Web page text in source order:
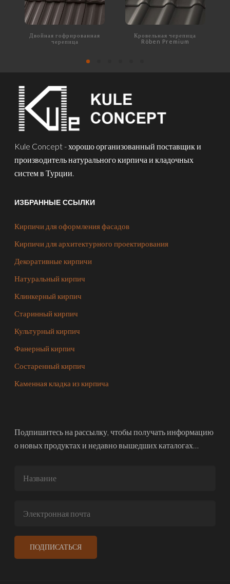
Двойная гофрированная
черепица
Кровельная черепица
Röben Premium
Kule Concept - хорошо организованный поставщик и
производитель натурального кирпича и кладочных
систем в Турции.
ИЗБРАННЫЕ ССЫЛКИ
Кирпичи для оформления фасадов
Кирпичи для архитектурного проектирования
Декоративные кирпичи
Натуральный кирпич
Клинкерный кирпич
Старинный кирпич
Культурный кирпич
Фанерный кирпич
Состаренный кирпич
Каменная кладка из кирпича
Подпишитесь на рассылку, чтобы получать информацию
о новых продуктах и недавно вышедших каталогах…